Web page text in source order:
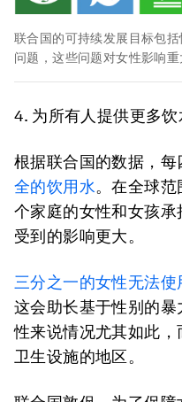
联合国的可持续发展目标包
问题，这些问题对女性影响重
4. 为所有人提供更多
根据联合国的数据，每
全的饮用水。在全球
个家庭的女性和女孩
受到的影响更大。
三分之一的女性无法
这会助长基于性别的
性来说情况尤其如此
卫生设施的地区。